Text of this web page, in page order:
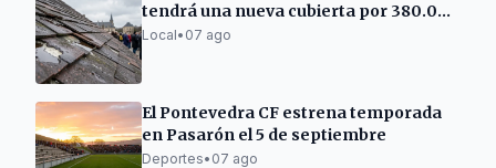
tendrá una nueva cubierta por 380.000
euros
Local• 07 ago
El Pontevedra CF estrena temporada
en Pasarón el 5 de septiembre
Deportes• 07 ago